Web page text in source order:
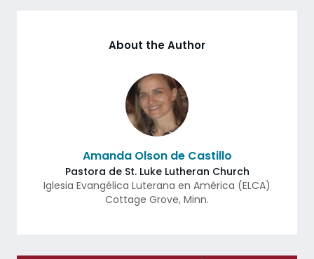
About the Author
Amanda Olson de Castillo
Pastora de St. Luke Lutheran Church
Iglesia Evangélica Luterana en América (ELCA)
Cottage Grove, Minn.